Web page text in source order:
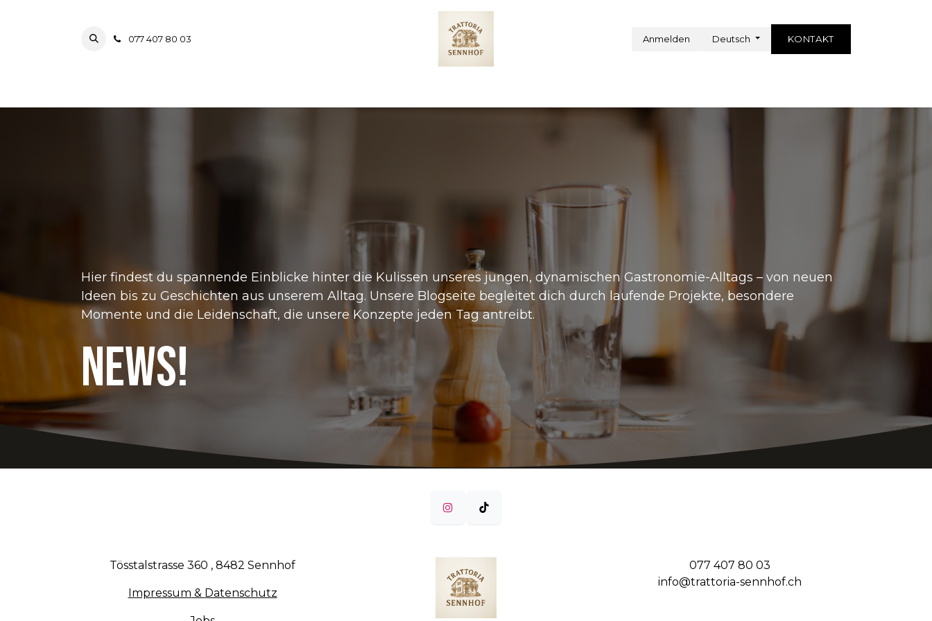
077 407 80 03 Anmelden Deutsch KONTAKT
Hier findest du spannende Einblicke hinter die Kulissen unseres jungen, dynamischen Gastronomie-Alltags – von neuen
Ideen bis zu Geschichten aus unserem Alltag. Unsere Blogseite begleitet dich durch laufende Projekte, besondere
Momente und die Leidenschaft, die unsere Konzepte jeden Tag antreibt.
News!
Tösstalstrasse 360 , 8482 Sennhof
Impressum & Datenschutz
077 407 80 03
info@trattoria-sennhof.ch